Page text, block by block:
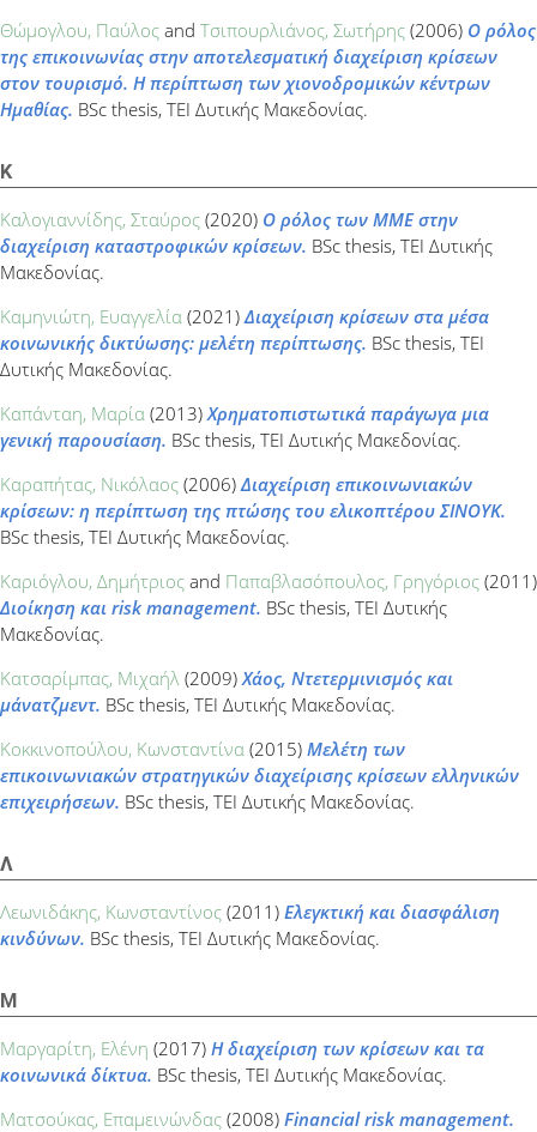
Θώμογλου, Παύλος and Τσιπουρλιάνος, Σωτήρης (2006) Ο ρόλος
της επικοινωνίας στην αποτελεσματική διαχείριση κρίσεων
στον τουρισμό. Η περίπτωση των χιονοδρομικών κέντρων
Ημαθίας. BSc thesis, ΤΕΙ Δυτικής Μακεδονίας.
Κ
Καλογιαννίδης, Σταύρος (2020) Ο ρόλος των ΜΜΕ στην
διαχείριση καταστροφικών κρίσεων. BSc thesis, ΤΕΙ Δυτικής
Μακεδονίας.
Καμηνιώτη, Ευαγγελία (2021) Διαχείριση κρίσεων στα μέσα
κοινωνικής δικτύωσης: μελέτη περίπτωσης. BSc thesis, ΤΕΙ
Δυτικής Μακεδονίας.
Καπάνταη, Μαρία (2013) Χρηματοπιστωτικά παράγωγα μια
γενική παρουσίαση. BSc thesis, ΤΕΙ Δυτικής Μακεδονίας.
Καραπήτας, Νικόλαος (2006) Διαχείριση επικοινωνιακών
κρίσεων: η περίπτωση της πτώσης του ελικοπτέρου ΣΙΝΟΥΚ.
BSc thesis, ΤΕΙ Δυτικής Μακεδονίας.
Καριόγλου, Δημήτριος and Παπαβλασόπουλος, Γρηγόριος (2011)
Διοίκηση και risk management. BSc thesis, ΤΕΙ Δυτικής
Μακεδονίας.
Κατσαρίμπας, Μιχαήλ (2009) Χάος, Ντετερμινισμός και
μάνατζμεντ. BSc thesis, ΤΕΙ Δυτικής Μακεδονίας.
Κοκκινοπούλου, Κωνσταντίνα (2015) Μελέτη των
επικοινωνιακών στρατηγικών διαχείρισης κρίσεων ελληνικών
επιχειρήσεων. BSc thesis, ΤΕΙ Δυτικής Μακεδονίας.
Λ
Λεωνιδάκης, Κωνσταντίνος (2011) Ελεγκτική και διασφάλιση
κινδύνων. BSc thesis, ΤΕΙ Δυτικής Μακεδονίας.
Μ
Μαργαρίτη, Ελένη (2017) Η διαχείριση των κρίσεων και τα
κοινωνικά δίκτυα. BSc thesis, ΤΕΙ Δυτικής Μακεδονίας.
Ματσούκας, Επαμεινώνδας (2008) Financial risk management.